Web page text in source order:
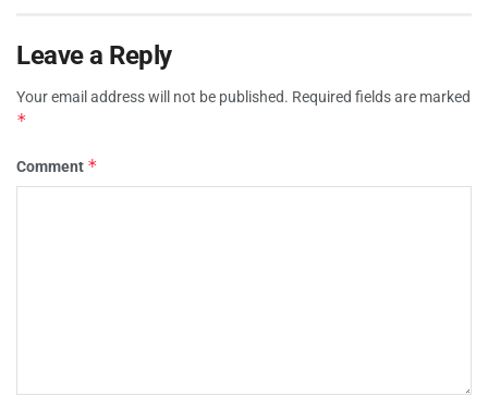
Leave a Reply
Your email address will not be published. Required fields are marked
*
Comment *